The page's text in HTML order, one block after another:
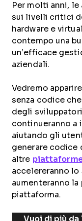
Per molti anni,
sui livelli critici
hardware e
contempo una
un’efficace
aziendali.
Vedremo
senza codice
degli
continueranno a
aiutando gli
generare codice
altre
accelereranno
aumenteranno
piattaforma.
Vuoi di più da